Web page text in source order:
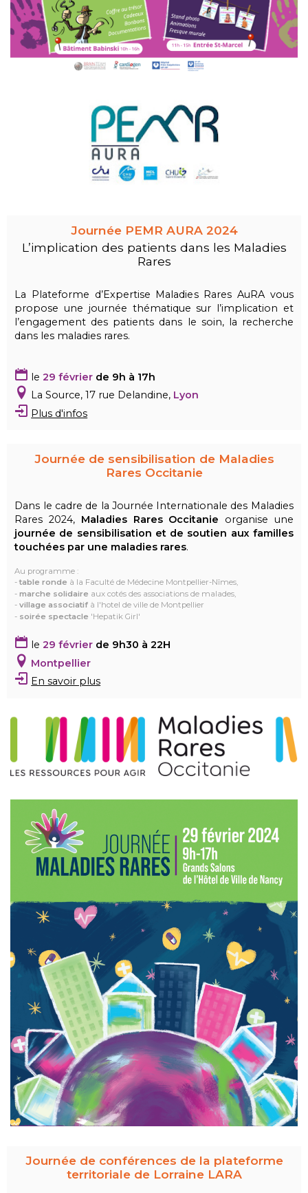
Journée PEMR AURA 2024
L’implication des patients dans les Maladies
Rares
La Plateforme d’Expertise Maladies Rares AuRA vous
propose une journée thématique sur l’implication et
l’engagement des patients dans le soin, la recherche
dans les maladies rares.
le29 février de 9h à 17h
La Source, 17 rue Delandine, Lyon
Plus d'infos
Journée de sensibilisation de Maladies
Rares Occitanie
Dans le cadre de la Journée Internationale des Maladies
Rares 2024,Maladies Rares Occitanie organise une
journée de sensibilisation et de soutien aux familles
touchées par une maladies rares.
Au programme :
-table ronde à la Faculté de Médecine Montpellier-Nîmes,
-marche solidaire aux cotés des associations de malades,
-village associatif à l'hotel de ville de Montpellier
- soirée spectacle 'Hepatik Girl'
le29 février de 9h30 à 22H
Montpellier
En savoir plus
Journée de conférences de la plateforme
territoriale de Lorraine LARA